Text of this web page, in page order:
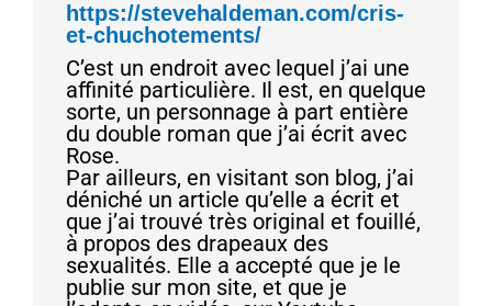
https://stevehaldeman.com/cris-
et-chuchotements/
C’est un endroit avec lequel j’ai une
affinité particulière. Il est, en quelque
sorte, un personnage à part entière
du double roman que j’ai écrit avec
Rose.
Par ailleurs, en visitant son blog, j’ai
déniché un article qu’elle a écrit et
que j’ai trouvé très original et fouillé,
à propos des drapeaux des
sexualités. Elle a accepté que je le
publie sur mon site, et que je